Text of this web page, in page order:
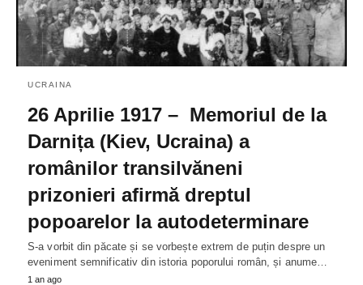
UCRAINA
26 Aprilie 1917 – Memoriul de la
Darnița (Kiev, Ucraina) a
românilor transilvăneni
prizonieri afirmă dreptul
popoarelor la autodeterminare
S-a vorbit din păcate și se vorbește extrem de puțin despre un
eveniment semnificativ din istoria poporului român, și anume…
1 an ago